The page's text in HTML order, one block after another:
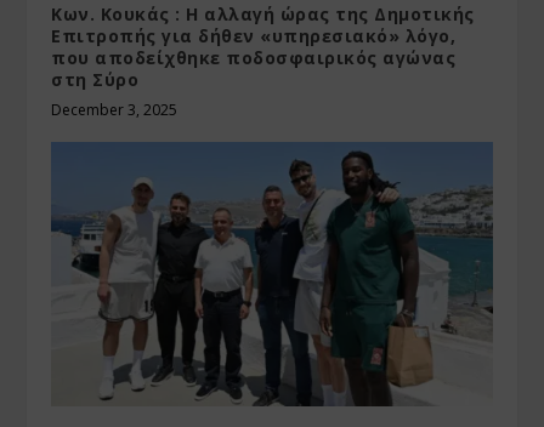
Κων. Κουκάς : Η αλλαγή ώρας της Δημοτικής
Επιτροπής για δήθεν «υπηρεσιακό» λόγο,
που αποδείχθηκε ποδοσφαιρικός αγώνας
στη Σύρο
December 3, 2025